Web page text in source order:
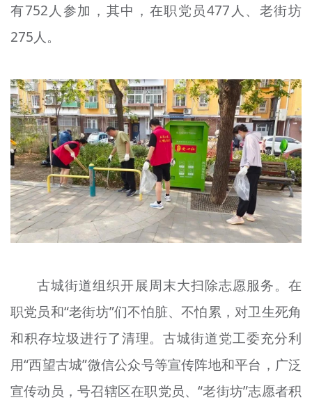
有752人参加，其中，在职党员477人、老街坊
275人。
古城街道组织开展周末大扫除志愿服务。在
职党员和“老街坊”们不怕脏、不怕累，对卫生死角
和积存垃圾进行了清理。古城街道党工委充分利
用“西望古城”微信公众号等宣传阵地和平台，广泛
宣传动员，号召辖区在职党员、“老街坊”志愿者积